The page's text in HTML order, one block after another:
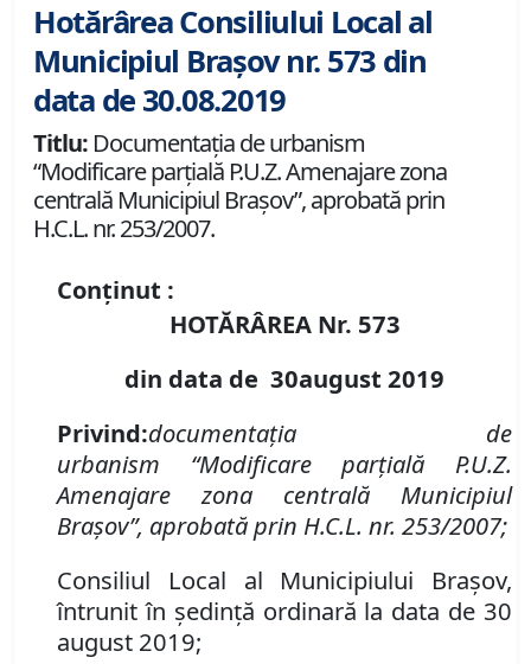
Hotărârea Consiliului Local al
Municipiul Brașov nr. 573 din
data de 30.08.2019
Titlu: Documentaţia de urbanism
“Modificare parţială P.U.Z. Amenajare zona
centrală Municipiul Braşov”, aprobată prin
H.C.L. nr. 253/2007.
Conținut :
HOTĂRÂREA Nr. 573
din data de 30august2019
Privind:documentaţia de
urbanism “Modificare parţială P.U.Z.
Amenajare zona centrală Municipiul
Braşov”, aprobată prin H.C.L. nr. 253/2007;
Consiliul Local al Municipiului Brașov,
întrunit în ședință ordinară la data de 30
august 2019;